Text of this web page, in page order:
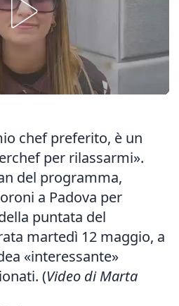
chef preferito, è un
per rilassarmi».
del programma,
a Padova per
puntata del
martedì 12 maggio, a
«interessante»
(Video di Marta